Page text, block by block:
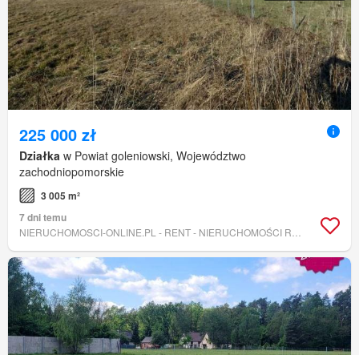
225 000 zł
Działka w Powiat goleniowski, Województwo
zachodniopomorskie
3 005 m²
7 dni temu